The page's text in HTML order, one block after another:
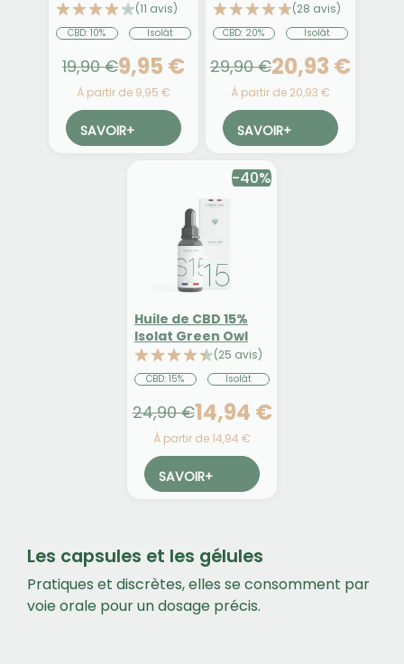
(11 avis)
CBD: 10% Isolât
19,90 €9,95 €
À partir de 9,95 €
SAVOIR+
(28 avis)
CBD: 20% Isolât
29,90 €20,93 €
À partir de 20,93 €
SAVOIR+
-40%
Huile de CBD 15%
Isolat Green Owl
(25 avis)
CBD: 15% Isolât
24,90 €14,94 €
À partir de 14,94 €
SAVOIR+
Les capsules et les gélules
Pratiques et discrètes, elles se consomment par
voie orale pour un dosage précis.